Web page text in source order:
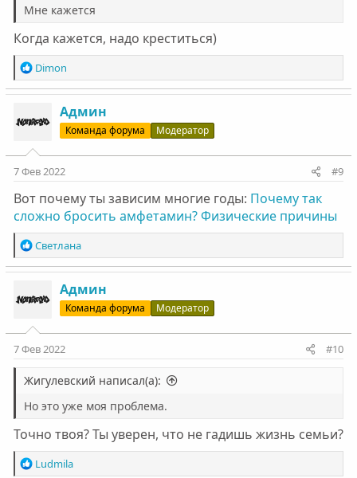
Мне кажется
Когда кажется, надо креститься)
Р
е
а
ц
и
:
Dimon
Админ
Команда форума Модератор
7 Фев 2022 #9
Вот почему ты зависим многие годы: Почему так
сложно бросить амфетамин? Физические причины
Р
е
а
ц
и
:
Светлана
Админ
Команда форума Модератор
7 Фев 2022 #10
Жигулевский написал(а):
Но это уже моя проблема.
Точно твоя? Ты уверен, что не гадишь жизнь семьи?
РLudmila